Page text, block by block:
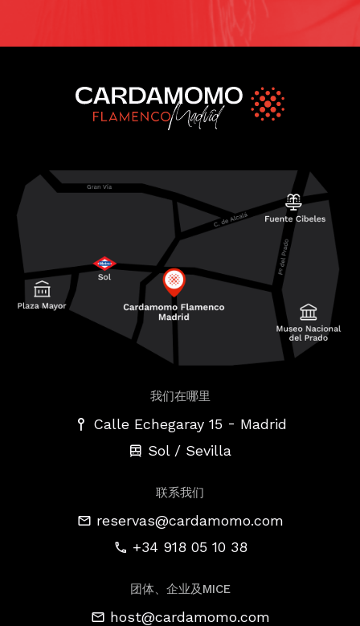
我们在哪里
Calle Echegaray 15 - Madrid
Sol / Sevilla
联系我们
reservas@cardamomo.com
+34 918 05 10 38
团体、企业及MICE
host@cardamomo.com